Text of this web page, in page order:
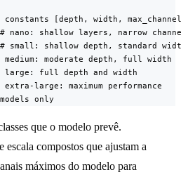
constants [depth, width,
nano: shallow layers, narrow
small: shallow depth, standard
medium: moderate depth, full width
full depth and width
extra-large: maximum performance
only
que o modelo prevê.
escala compostos que ajustam a
máximos do modelo para